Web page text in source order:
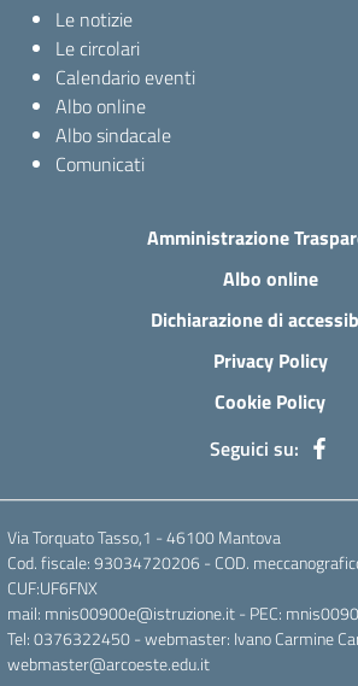
Le notizie
Le circolari
Calendario eventi
Albo online
Albo sindacale
Comunicati
Amministrazione
Albo online
Dichiarazione di
Privacy Policy
Cookie Policy
Seguici su:
Via Torquato Tasso,1 - 46100 Mantova
Cod. fiscale: 93034720206 - COD.
CUF:UF6FNX
mail: mnis00900e@istruzione.it - PEC:
Tel: 0376322450 - webmaster: Ivano Carmine
webmaster@arcoeste.edu.it